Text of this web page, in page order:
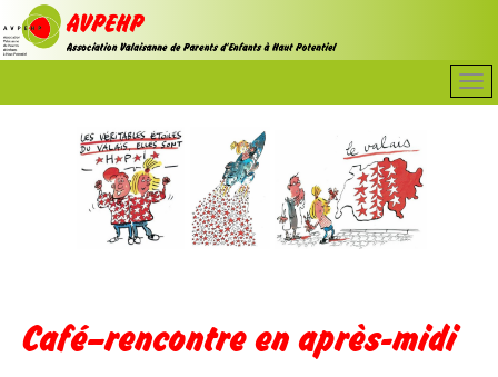
Café–rencontre en après-midi